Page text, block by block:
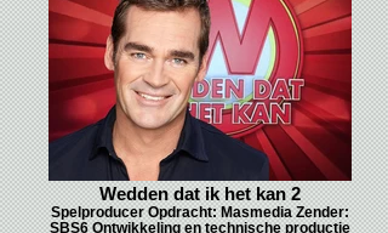
Wedden dat ik het kan 2
Spelproducer Opdracht: Masmedia Zender:
SBS6 Ontwikkeling en technische productie